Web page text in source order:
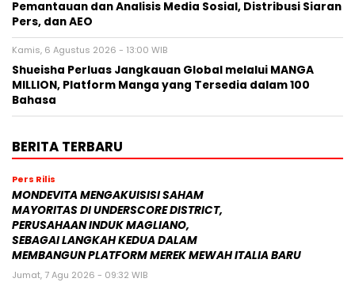
Pemantauan dan Analisis Media Sosial, Distribusi Siaran
Pers, dan AEO
Kamis, 6 Agustus 2026 - 13:00 WIB
Shueisha Perluas Jangkauan Global melalui MANGA
MILLION, Platform Manga yang Tersedia dalam 100
Bahasa
BERITA TERBARU
Pers Rilis
MONDEVITA MENGAKUISISI SAHAM
MAYORITAS DI UNDERSCORE DISTRICT,
PERUSAHAAN INDUK MAGLIANO,
SEBAGAI LANGKAH KEDUA DALAM
MEMBANGUN PLATFORM MEREK MEWAH ITALIA BARU
Jumat, 7 Agu 2026 - 09:32 WIB